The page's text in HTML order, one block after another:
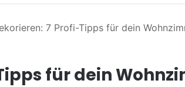
7 Profi-Tipps für dein
für dein